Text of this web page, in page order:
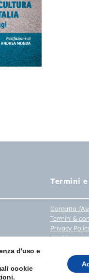
Termini
Contatta
Termini &
Privacy
Cookie
Unipersonale – Via Umbria
d'uso e
cookie
.